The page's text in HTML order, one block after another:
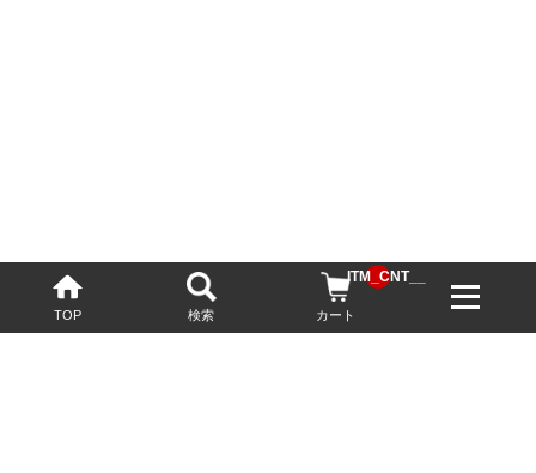
TOP 検索 カート
__ITM_CNT__